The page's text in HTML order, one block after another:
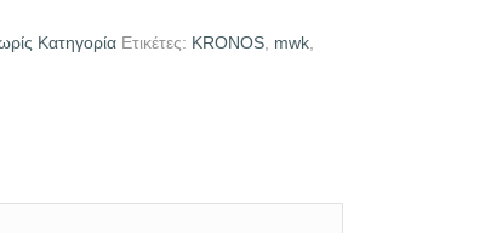
Κατηγορία Ετικέτες: KRONOS mwk